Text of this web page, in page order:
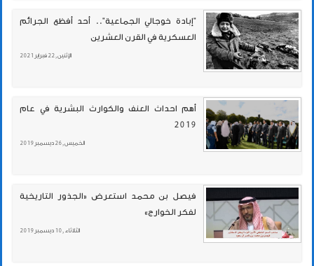
"إبادة خوجالي الجماعية".. أحد أفظع الجرائم
العسكرية في القرن العشرين
الإثنين , 22 فبراير 2021
أهم احداث العنف والكوارث البشرية في عام
2019
الخميس , 26 ديسمبر 2019
فيصل بن محمد استعرض «الجذور التاريخية
لفكر الخوارج»
الثلاثاء , 10 ديسمبر 2019